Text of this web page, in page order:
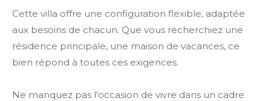
Cette villa offre une configuration flexible, adaptée
aux besoins de chacun. Que vous recherchiez une
résidence principale, une maison de vacances, ce
bien répond à toutes ces exigences.
Ne manquez pas l'occasion de vivre dans un cadre